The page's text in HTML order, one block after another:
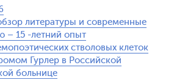
литературы и современные
– 15 -летний опыт
стволовых клеток
Гурлер в Российской
больнице